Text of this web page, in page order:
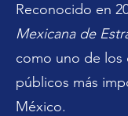
Reconocido en
Mexicana de
como uno de los
públicos más
México.